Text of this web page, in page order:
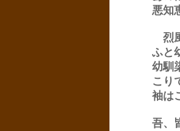
悪知
烈
ふと
幼馴
こり
袖は
吾、